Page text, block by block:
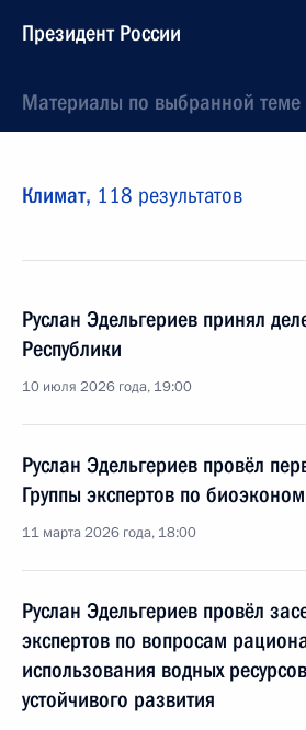
Президент России
Материалы по выбранной теме
Климат, 118 результатов
Руслан Эдельгериев принял
Республики
10 июля 2026 года, 19:00
Руслан Эдельгериев провёл
Группы экспертов по
11 марта 2026 года, 18:00
Руслан Эдельгериев провёл
экспертов по вопросам
использования водных
устойчивого развития